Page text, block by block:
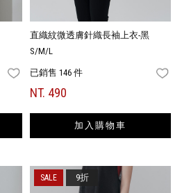
FAVORITES
直織紋微透膚針織長袖上衣-黑
S/M/L
已銷售 146 件
NT. 490
加入購物車
9折